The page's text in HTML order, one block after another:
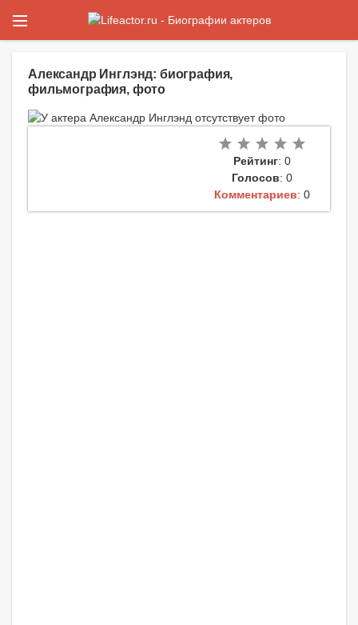
Александр Инглэнд: биография,
фильмография, фото
Рейтинг: 0
Голосов: 0
Комментариев: 0